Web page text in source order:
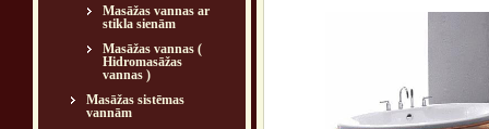
Masāžas vannas ar
stikla sienām
Masāžas vannas (
Hidromasāžas
vannas )
Masāžas sistēmas
vannām